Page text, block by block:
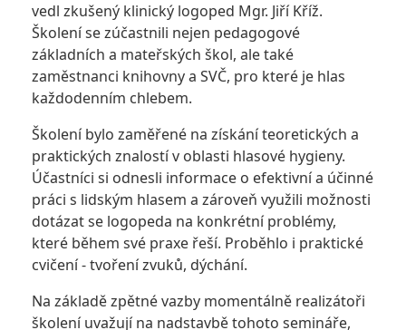
vedl zkušený klinický logoped Mgr. Jiří Kříž.
Školení se zúčastnili nejen pedagogové
základních a mateřských škol, ale také
zaměstnanci knihovny a SVČ, pro které je hlas
každodenním chlebem.
Školení bylo zaměřené na získání teoretických a
praktických znalostí v oblasti hlasové hygieny.
Účastníci si odnesli informace o efektivní a účinné
práci s lidským hlasem a zároveň využili možnosti
dotázat se logopeda na konkrétní problémy,
které během své praxe řeší. Proběhlo i praktické
cvičení - tvoření zvuků, dýchání.
Na základě zpětné vazby momentálně realizátoři
školení uvažují na nadstavbě tohoto semináře,